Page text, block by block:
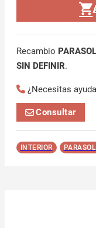
Recambio
SIN DEFINIR.
¿Necesitas
Consultar
INTERIOR